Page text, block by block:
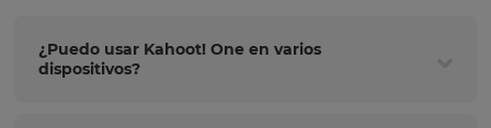
¿Puedo usar Kahoot! One en varios
dispositivos?